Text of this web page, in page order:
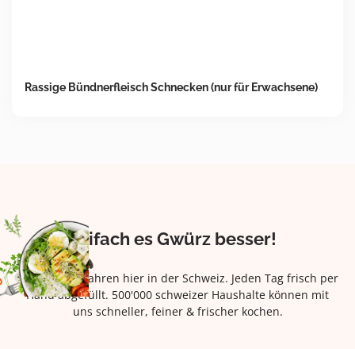
Rassige Bündnerfleisch Schnecken (nur für Erwachsene)
Eifach es Gwürz besser!
Seit über 42 Jahren hier in der Schweiz. Jeden Tag frisch per
Hand abgefüllt. 500'000 schweizer Haushalte können mit
uns schneller, feiner & frischer kochen.